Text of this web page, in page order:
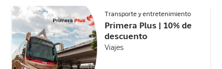
Transporte y entretenimiento
Primera Plus | 10% de
descuento
Viajes